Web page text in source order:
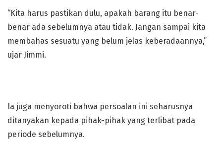
“Kita harus pastikan dulu, apakah barang itu benar-
benar ada sebelumnya atau tidak. Jangan sampai kita
membahas sesuatu yang belum jelas keberadaannya,”
ujar Jimmi.
Ia juga menyoroti bahwa persoalan ini seharusnya
ditanyakan kepada pihak-pihak yang terlibat pada
periode sebelumnya.